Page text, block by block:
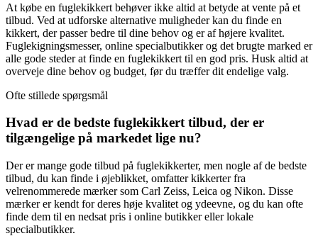
At købe en fuglekikkert behøver ikke altid at betyde at vente på et
tilbud. Ved at udforske alternative muligheder kan du finde en
kikkert, der passer bedre til dine behov og er af højere kvalitet.
Fuglekigningsmesser, online specialbutikker og det brugte marked er
alle gode steder at finde en fuglekikkert til en god pris. Husk altid at
overveje dine behov og budget, før du træffer dit endelige valg.
Ofte stillede spørgsmål
Hvad er de bedste fuglekikkert tilbud, der er
tilgængelige på markedet lige nu?
Der er mange gode tilbud på fuglekikkerter, men nogle af de bedste
tilbud, du kan finde i øjeblikket, omfatter kikkerter fra
velrenommerede mærker som Carl Zeiss, Leica og Nikon. Disse
mærker er kendt for deres høje kvalitet og ydeevne, og du kan ofte
finde dem til en nedsat pris i online butikker eller lokale
specialbutikker.